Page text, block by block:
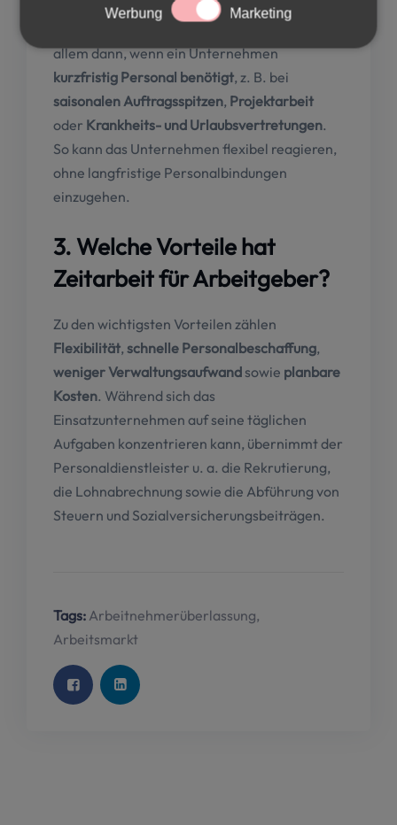
Werbung Marketing
allem dann, wenn ein Unternehmen
kurzfristig Personal benötigt, z. B. bei
saisonalen Auftragsspitzen, Projektarbeit
oder Krankheits- und Urlaubsvertretungen.
So kann das Unternehmen flexibel reagieren,
ohne langfristige Personalbindungen
einzugehen.
3. Welche Vorteile hat
Zeitarbeit für Arbeitgeber?
Zu den wichtigsten Vorteilen zählen
Flexibilität, schnelle Personalbeschaffung,
weniger Verwaltungsaufwand sowie planbare
Kosten. Während sich das
Einsatzunternehmen auf seine täglichen
Aufgaben konzentrieren kann, übernimmt der
Personaldienstleister u. a. die Rekrutierung,
die Lohnabrechnung sowie die Abführung von
Steuern und Sozialversicherungsbeiträgen.
Tags: Arbeitnehmerüberlassung,
Arbeitsmarkt